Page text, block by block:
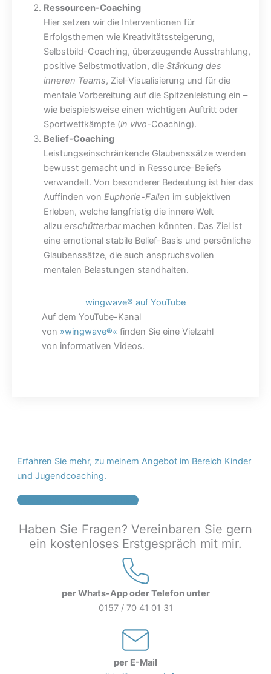
Ressourcen-Coaching
Hier setzen wir die Interventionen für
Erfolgsthemen wie Kreativitätssteigerung,
Selbstbild-Coaching, überzeugende Ausstrahlung,
positive Selbstmotivation, die Stärkung des
inneren Teams, Ziel-Visualisierung und für die
mentale Vorbereitung auf die Spitzenleistung ein –
wie beispielsweise einen wichtigen Auftritt oder
Sportwettkämpfe (in vivo-Coaching).
Belief-Coaching
Leistungseinschränkende Glaubenssätze werden
bewusst gemacht und in Ressource-Beliefs
verwandelt. Von besonderer Bedeutung ist hier das
Auffinden von Euphorie-Fallen im subjektiven
Erleben, welche langfristig die innere Welt
allzu erschütterbarmachen könnten. Das Ziel ist
eine emotional stabile Belief-Basis und persönliche
Glaubenssätze, die auch anspruchsvollen
mentalen Belastungen standhalten.
wingwave® auf YouTube
Auf dem YouTube-Kanal
von »wingwave®« finden Sie eine Vielzahl
von informativen Videos.
Erfahren Sie mehr, zu meinem Angebot im Bereich Kinder
und Jugendcoaching.
Kinder- und JugendCoaching
Haben Sie Fragen? Vereinbaren Sie gern
ein kostenloses Erstgespräch mit mir.
per Whats-App oder Telefon unter
0157 / 70 41 01 31
per E-Mail